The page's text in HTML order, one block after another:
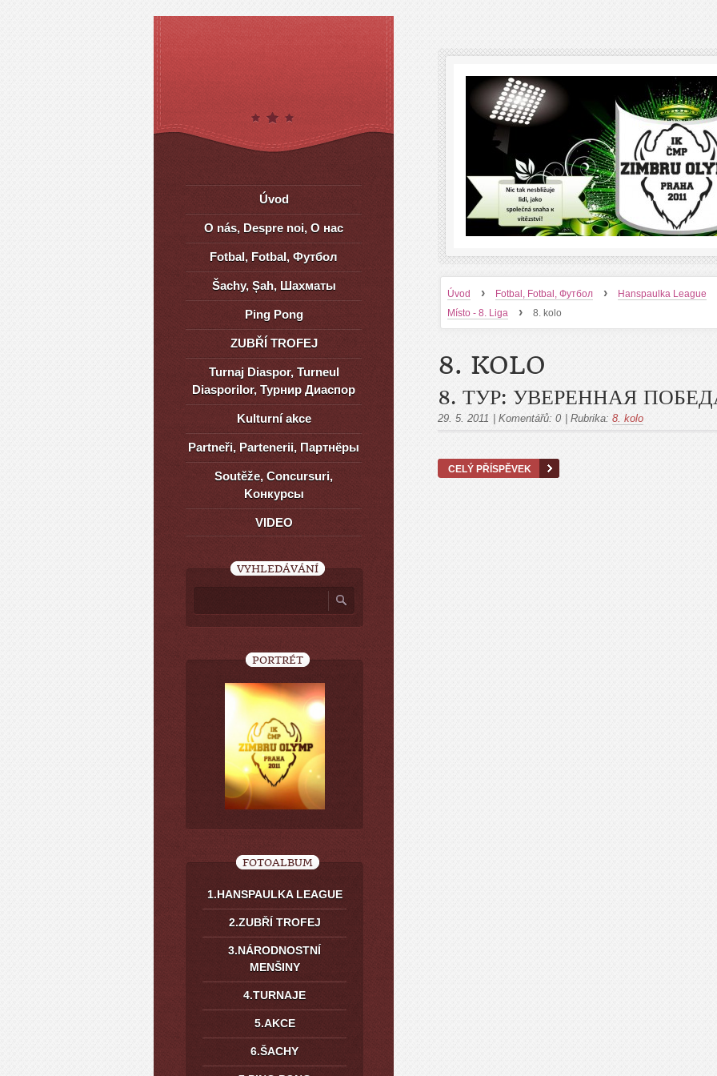
Úvod › Fotbal, Fotbal, Футбол ›
Hanspaulka League
Místo - 8. Liga
› 8. kolo
8. KOLO
8. ТУР: УВЕРЕННАЯ
29. 5. 2011 Komentářů: 0 Rubrika: 8. kolo
CELÝ PŘÍSPĚVEK
Úvod
O nás, Despre noi, О нас
Fotbal, Fotbal, Футбол
Šachy, Șah, Шахматы
Ping Pong
ZUBŘÍ TROFEJ
Turnaj Diaspor, Turneul
Diasporilor, Турнир Диаспор
Kulturní akce
Partneři, Partenerii, Партнёры
Soutěže, Concursuri,
Kонкурсы
VIDEO
VYHLEDÁVÁNÍ
PORTRÉT
FOTOALBUM
1.HANSPAULKA LEAGUE
2.ZUBŘÍ TROFEJ
3.NÁRODNOSTNÍ
MENŠINY
4.TURNAJE
5.AKCE
6.ŠACHY